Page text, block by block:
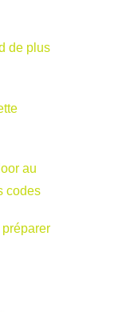
de plus
au
codes